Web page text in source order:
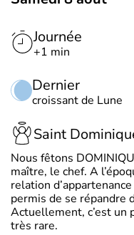
Journée
+1 min
Dernier
croissant de Lune
Saint
Nous fêtons
maître, le chef. A
relation
permis de se répandre
Actuellement, c’est un
très rare.